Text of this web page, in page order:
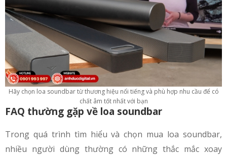
Hãy chọn loa soundbar từ thương hiệu nổi tiếng và phù hợp nhu cầu để có
chất âm tốt nhất với bạn
FAQ thường gặp về loa soundbar
Trong quá trình tìm hiểu và chọn mua loa soundbar,
nhiều người dùng thường có những thắc mắc xoay